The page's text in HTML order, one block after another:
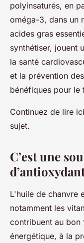
polyinsaturés, en
oméga-3, dans un
acides gras
synthétiser, jouent
la santé
et la prévention
bénéfiques pour le
Continuez de lire
sujet.
C’est une
L'huile de chanvre
notamment les
contribuent au bon
énergétique, à la